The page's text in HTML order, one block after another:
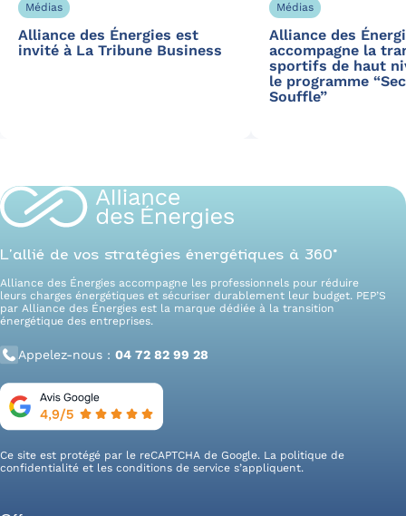
Médias
Alliance des Énergies est
invité à La Tribune Business
Médias
Alliance des
accompagne la
sportifs de haut
le programme
Souffle”
L’allié de vos stratégies énergétiques à 360°
Alliance des Énergies accompagne les professionnels pour réduire
leurs charges énergétiques et sécuriser durablement leur budget. PEP’S
par Alliance des Énergies est la marque dédiée à la transition
énergétique des entreprises.
Appelez-nous : 04 72 82 99 28
Ce site est protégé par le reCAPTCHA de Google. La politique de
confidentialité et les conditions de service s’appliquent.